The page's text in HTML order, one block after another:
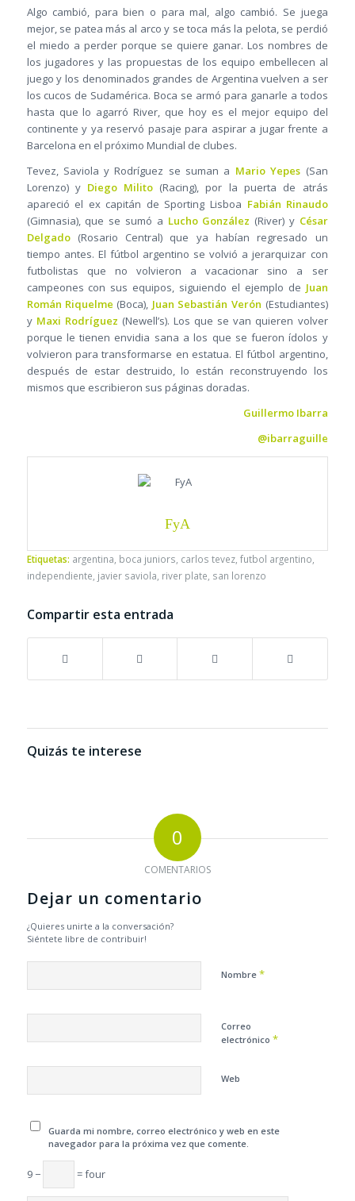
Algo cambió, para bien o para mal, algo cambió. Se juega
mejor, se patea más al arco y se toca más la pelota, se perdió
el miedo a perder porque se quiere ganar. Los nombres de
los jugadores y las propuestas de los equipo embellecen al
juego y los denominados grandes de Argentina vuelven a ser
los cucos de Sudamérica. Boca se armó para ganarle a todos
hasta que lo agarró River, que hoy es el mejor equipo del
continente y ya reservó pasaje para aspirar a jugar frente a
Barcelona en el próximo Mundial de clubes.
Tevez, Saviola y Rodríguez se suman a Mario Yepes(San
Lorenzo) y Diego Milito(Racing), por la puerta de atrás
apareció el ex capitán de Sporting Lisboa Fabián Rinaudo
(Gimnasia), que se sumó a Lucho González (River) y César
Delgado(Rosario Central) que ya habían regresado un
tiempo antes. El fútbol argentino se volvió a jerarquizar con
futbolistas que no volvieron a vacacionar sino a ser
campeones con sus equipos, siguiendo el ejemplo de Juan
Román Riquelme (Boca), Juan Sebastián Verón (Estudiantes)
y Maxi Rodríguez (Newell’s). Los que se van quieren volver
porque le tienen envidia sana a los que se fueron ídolos y
volvieron para transformarse en estatua. El fútbol argentino,
después de estar destruido, lo están reconstruyendo los
mismos que escribieron sus páginas doradas.
Guillermo Ibarra
@ibarraguille
FyA
Etiquetas: argentina boca juniors carlos tevez, futbol argentino
independiente javier saviola river plate san lorenzo
Compartir esta entrada
Quizás te interese
0
COMENTARIOS
Dejar un comentario
¿Quieres unirte a la conversación?
Siéntete libre de contribuir!
Nombre *
Correo
electrónico *
Web
Guarda mi nombre, correo electrónico y web en este
navegador para la próxima vez que comente.
9 − = four